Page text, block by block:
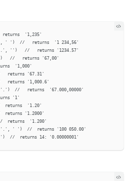
returns  '1,235'
',', ' ')  //   returns  '1 234,56'
2, '.', '')   //   returns '1234.57'
//   returns '67,00'
'1,000'
returns '67.31'
returns '1,000.6'
'.')  //   returns  '67.000,00000'
'1'
returns  '1.20'
returns '1.2000'
returns  '1.200'
'.', ' ')  //  returns '100 050.00'